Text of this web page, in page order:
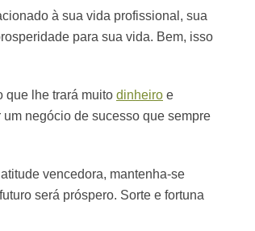
à sua vida profissional, sua
para sua vida. Bem, isso
que lhe trará muito dinheiro e
negócio de sucesso que sempre
vencedora, mantenha-se
será próspero. Sorte e fortuna